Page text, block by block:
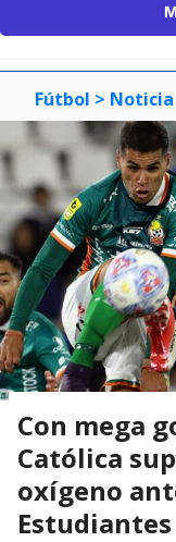
Fútbol > Noticia
Con mega
Católica
oxígeno
Estudiantes